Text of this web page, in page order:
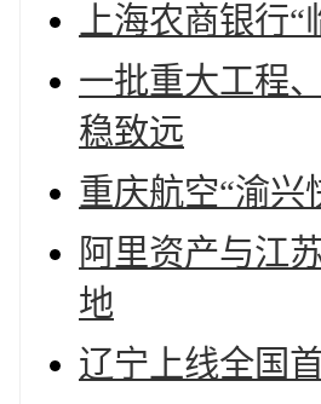
上海农商银行
一批重大工程
稳致远
重庆航空“渝兴
阿里资产与江
地
辽宁上线全国